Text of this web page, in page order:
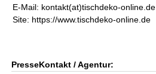
E-Mail: kontakt(at)tischdeko-online.de
Site: https://www.tischdeko-online.de
PresseKontakt / Agentur: